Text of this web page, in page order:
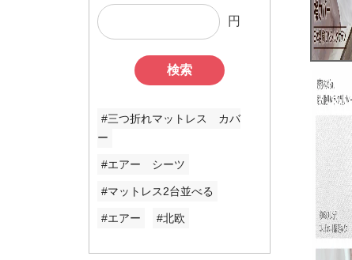
円
検索
#三つ折れマットレス カバ
ー
#エアー シーツ
#マットレス2台並べる
#エアー #北欧